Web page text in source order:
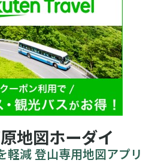
地図ホーダイ
軽減 登山専用地図アプリ